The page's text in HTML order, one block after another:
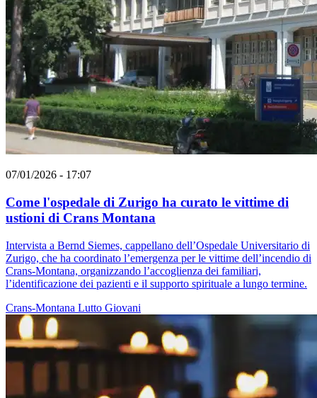
07/01/2026 - 17:07
Come l'ospedale di Zurigo ha curato le vittime di
ustioni di Crans Montana
Intervista a Bernd Siemes, cappellano dell’Ospedale Universitario di
Zurigo, che ha coordinato l’emergenza per le vittime dell’incendio di
Crans-Montana, organizzando l’accoglienza dei familiari,
l’identificazione dei pazienti e il supporto spirituale a lungo termine.
Crans-Montana Lutto Giovani